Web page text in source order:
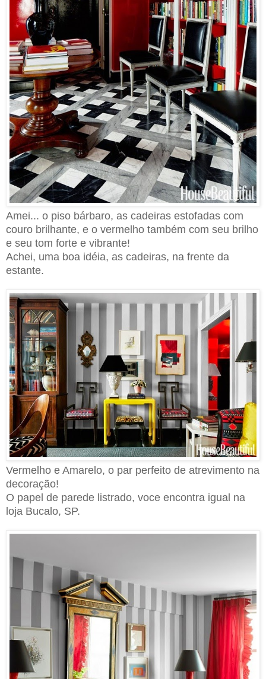
Amei... o piso bárbaro, as cadeiras estofadas com
couro brilhante, e o vermelho também com seu brilho
e seu tom forte e vibrante!
Achei, uma boa idéia, as cadeiras, na frente da
estante.
Vermelho e Amarelo, o par perfeito de atrevimento na
decoração!
O papel de parede listrado, voce encontra igual na
loja Bucalo, SP.